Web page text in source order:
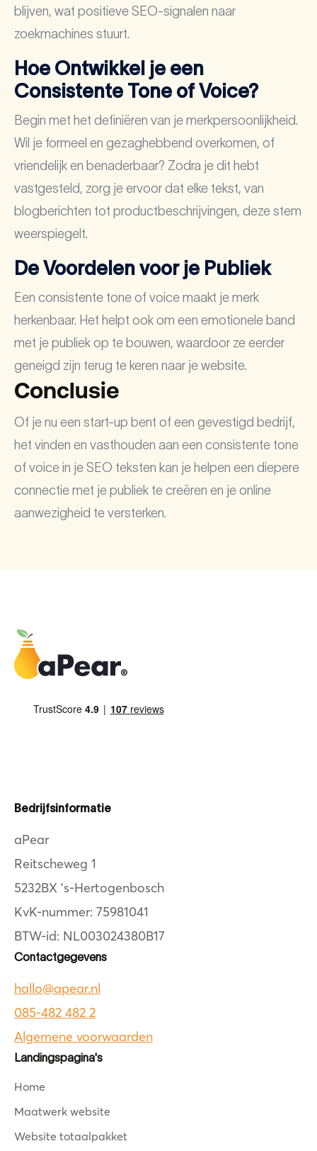
blijven, wat positieve SEO-signalen naar
zoekmachines stuurt.
Hoe Ontwikkel je een
Consistente Tone of Voice?
Begin met het definiëren van je merkpersoonlijkheid.
Wil je formeel en gezaghebbend overkomen, of
vriendelijk en benaderbaar? Zodra je dit hebt
vastgesteld, zorg je ervoor dat elke tekst, van
blogberichten tot productbeschrijvingen, deze stem
weerspiegelt.
De Voordelen voor je Publiek
Een consistente tone of voice maakt je merk
herkenbaar. Het helpt ook om een emotionele band
met je publiek op te bouwen, waardoor ze eerder
geneigd zijn terug te keren naar je website.
Conclusie
Of je nu een start-up bent of een gevestigd bedrijf,
het vinden en vasthouden aan een consistente tone
of voice in je SEO teksten kan je helpen een diepere
connectie met je publiek te creëren en je online
aanwezigheid te versterken.
Bedrijfsinformatie
aPear
Reitscheweg 1
5232BX 's-Hertogenbosch
KvK-nummer: 75981041
BTW-id: NL003024380B17
Contactgegevens
hallo@apear.nl
085-482 482 2
Algemene voorwaarden
Landingspagina's
Home
Maatwerk website
Website totaalpakket